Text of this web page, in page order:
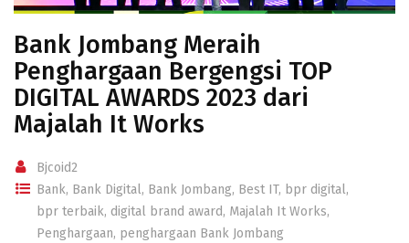
Bank Jombang Meraih
Penghargaan Bergengsi TOP
DIGITAL AWARDS 2023 dari
Majalah It Works
Bjcoid2
Bank, Bank Digital, Bank Jombang, Best IT, bpr digital,
bpr terbaik, digital brand award, Majalah It Works,
Penghargaan, penghargaan Bank Jombang